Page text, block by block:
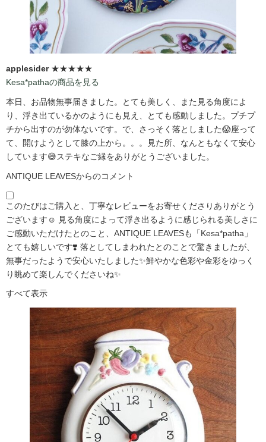
applesider ★★★★★
Kesa*pathaの商品を見る
本日、お品物無事届きました。とても美しく、また見る角度によ
り、浮き出ているかのようにも見え、とても感動しました。プチプ
チから出すのが勿体ないです。で、さっそく落としました😱座って
て、開けようとして膝の上から。。。見た所、なんともなくて安心
しています😅ステキなご縁をありがとうございました。
ANTIQUE LEAVESからのコメント
このたびはご購入と、丁寧なレビューをお寄せくださりありがとう
ございます☺️ 見る角度によって浮き出るように感じられる美しさに
ご感動いただけたとのこと、ANTIQUE LEAVESも「Kesa*patha」
とても嬉しいです❣️ 落としてしまわれたとのことで驚きましたが、
無事だったようで安心いたしました✨鮮やかな色彩や金彩をゆっく
り眺めて楽しんでくださいね✨
すべて表示